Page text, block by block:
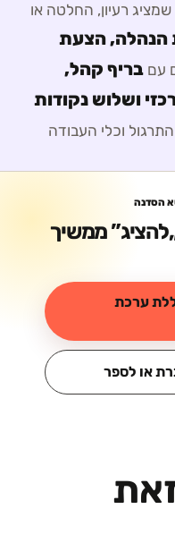
רעיון, החלטה או
הנהלה, הצעת
עם בריף קהל,
ושלוש נקודות
וכלי העבודה
הסדנה
להציג” ממשיך
ערכת
או לספר